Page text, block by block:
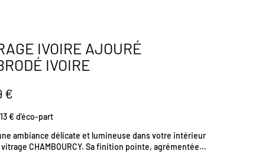
IVOIRE AJOURÉ
IVOIRE
€
€ d'éco-part
ambiance délicate et lumineuse dans votre intérieur
CHAMBOURCY. Sa finition pointe, agrémentée